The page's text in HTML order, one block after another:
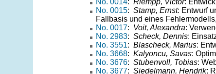
No. 0014: Riempp, Victor:
No. 0015: Stamp, Ernst: Entwurf
Fallbasis und eines
No. 0017: Voit, Alexandra:
No. 2983: Scheck, Dennis:
No. 3551: Blascheck, Marius:
No. 3668: Kalyoncu, Savas:
No. 3676: Stubenvoll, Tobias:
No. 3677: Siedelmann, Hendrik: